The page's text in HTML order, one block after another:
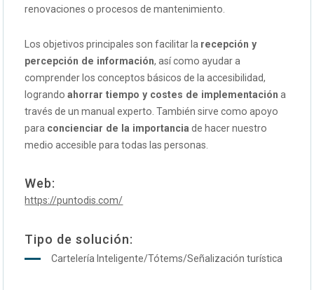
renovaciones o procesos de mantenimiento.
Los objetivos principales son facilitar la recepción y
percepción de información, así como ayudar a
comprender los conceptos básicos de la accesibilidad,
lograndoahorrar tiempo y costes de implementación a
través de un manual experto. También sirve como apoyo
para concienciar de la importancia de hacer nuestro
medio accesible para todas las personas.
Web:
https://puntodis.com/
Tipo de solución:
Cartelería Inteligente/Tótems/Señalización turística